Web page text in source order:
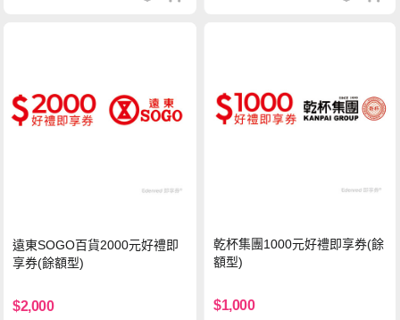
遠東SOGO百貨2000元好禮即
享券(餘額型)
$2,000
乾杯集團1000元好禮即享券(餘
額型)
$1,000